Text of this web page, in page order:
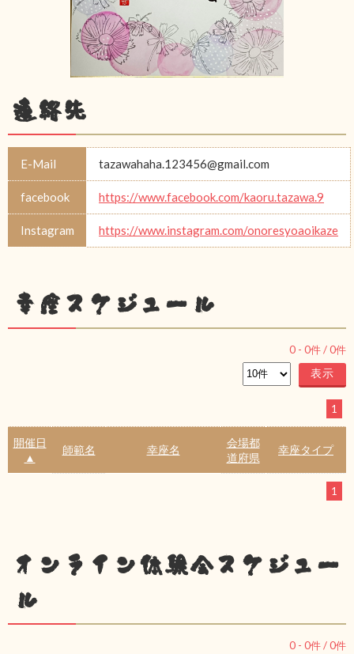
連絡先
E-Mail tazawahaha.123456@gmail.com
facebook https://www.facebook.com/kaoru.tazawa.9
Instagram https://www.instagram.com/onoresyoaoikaze
幸座スケジュール
0 - 0件 /0件
1
開催日
▲
師範名 幸座名
会場都
道府県
幸座タイプ
1
オンライン体験会スケジュー
ル
0 - 0件 /0件